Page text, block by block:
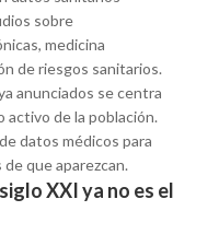
sobre
medicina
de riesgos sanitarios.
anunciados se centra
de la población.
datos médicos para
que aparezcan.
XXI ya no es el